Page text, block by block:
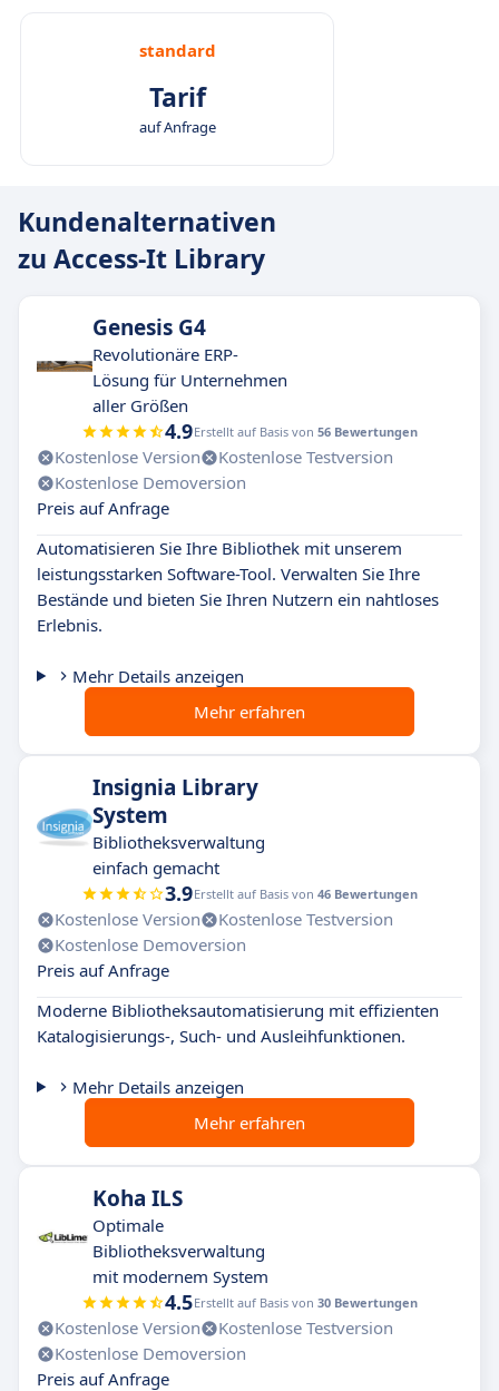
standard
Tarif
auf Anfrage
Kundenalternativen
zu Access-It Library
Genesis G4
Revolutionäre ERP-
Lösung für Unternehmen
aller Größen
4.9Erstellt auf Basis von 56 Bewertungen
Kostenlose Version
Kostenlose Testversion
Kostenlose Demoversion
Preis auf Anfrage
Automatisieren Sie Ihre Bibliothek mit unserem
leistungsstarken Software-Tool. Verwalten Sie Ihre
Bestände und bieten Sie Ihren Nutzern ein nahtloses
Erlebnis.
Mehr Details anzeigen
Mehr erfahren
Insignia Library
System
Bibliotheksverwaltung
einfach gemacht
3.9Erstellt auf Basis von 46 Bewertungen
Kostenlose Version
Kostenlose Testversion
Kostenlose Demoversion
Preis auf Anfrage
Moderne Bibliotheksautomatisierung mit effizienten
Katalogisierungs-, Such- und Ausleihfunktionen.
Mehr Details anzeigen
Mehr erfahren
Koha ILS
Optimale
Bibliotheksverwaltung
mit modernem System
4.5Erstellt auf Basis von 30 Bewertungen
Kostenlose Version
Kostenlose Testversion
Kostenlose Demoversion
Preis auf Anfrage